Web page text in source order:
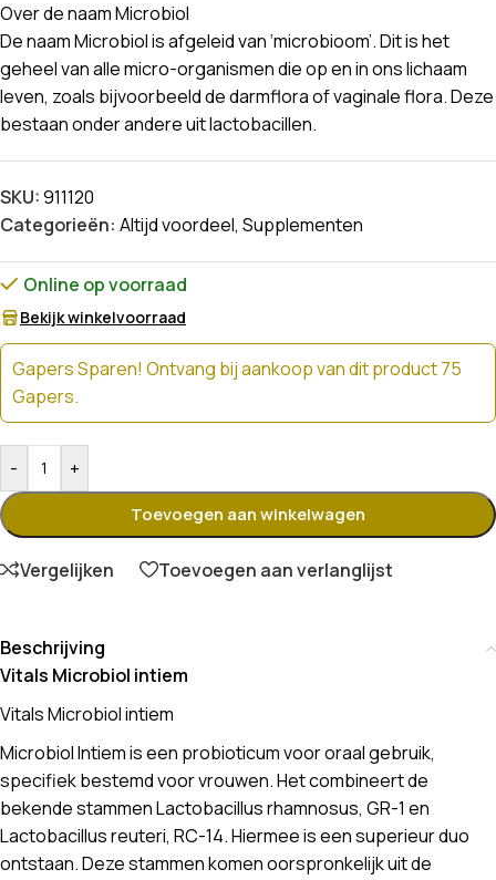
Over de naam Microbiol
De naam Microbiol is afgeleid van ‘microbioom’. Dit is het
geheel van alle micro-organismen die op en in ons lichaam
leven, zoals bijvoorbeeld de darmflora of vaginale flora. Deze
bestaan onder andere uit lactobacillen.
SKU:911120
Categorieën: Altijd voordeel, Supplementen
Online op voorraad
Bekijk winkelvoorraad
Gapers Sparen! Ontvang bij aankoop van dit product 75
Gapers.
- +
Toevoegen aan winkelwagen
Vergelijken Toevoegen aan verlanglijst
Beschrijving
Vitals Microbiol intiem
Vitals Microbiol intiem
Microbiol Intiem is een probioticum voor oraal gebruik,
specifiek bestemd voor vrouwen. Het combineert de
bekende stammen Lactobacillus rhamnosus, GR-1 en
Lactobacillus reuteri, RC-14. Hiermee is een superieur duo
ontstaan. Deze stammen komen oorspronkelijk uit de